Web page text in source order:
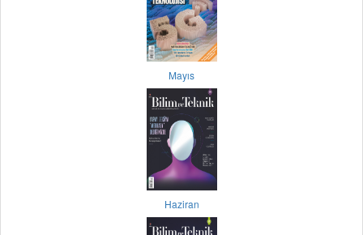
Mayıs
Haziran